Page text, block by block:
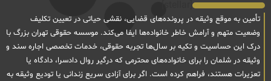
تأمین به موقع وثیقه در پرونده‌های قضایی، نقشی حیاتی در تعیین تکلیف
وضعیت متهم و آرامش خاطر خانواده‌ها ایفا می‌کند. موسسه حقوقی تهران بزرگ با
درک این حساسیت و تکیه بر سال‌ها تجربه حقوقی، خدمات تخصصی اجاره سند و
وثیقه در شلمان را برای خانواده‌های محترمی که درگیر روال دادسرا، دادگاه یا
تعزیرات هستند، فراهم کرده است. اگر برای آزادی سریع زندانی یا تودیع وثیقه به